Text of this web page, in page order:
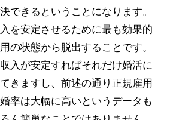
できるということになります。
を安定させるために最も効果的
の状態から脱出することです。
入が安定すればそれだけ婚活に
きますし、前述の通り正規雇用
率は大幅に高いというデータも